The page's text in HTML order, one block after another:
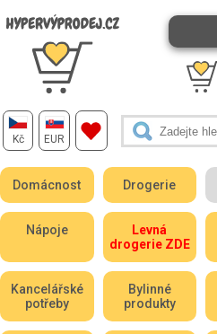
Kč EUR
Domácnost Drogerie
Nápoje
Levná
drogerie ZDE
Kancelářské
potřeby
Bylinné
produkty